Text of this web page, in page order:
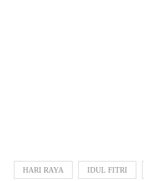
HARI RAYA IDUL FITRI